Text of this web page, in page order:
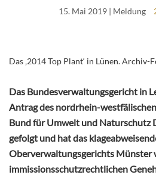
15. Mai 2019 | Meldung
Das ‚2014 Top Plant‘ in Lünen.
Das Bundesverwaltungsgericht in
Antrag des nordrhein-
Bund für Umwelt und Naturschutz
gefolgt und hat das
Oberverwaltungsgerichts Münster
immissionsschutzrechtlichen